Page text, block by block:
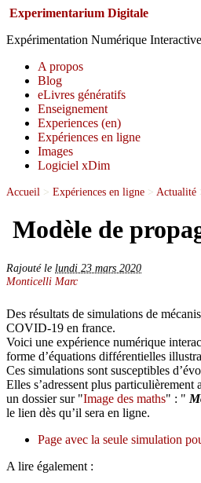
Experimentarium Digitale
Expérimentation Numérique Interactive
A propos
Blog
eLivres génératifs
Enseignement
Experiences (en)
Expériences en ligne
Images
Logiciel xDim
Accueil > Expériences en ligne > Actualité
Modèle de
Rajouté le lundi 23 mars 2020
Monticelli Marc
Des résultats de simulations de
COVID-19 en france.
Voici une expérience numérique
forme d’équations différentielles
Ces simulations sont susceptibles
Elles s’adressent plus
un dossier sur "Image des maths" : "
le lien dès qu’il sera en ligne.
Page avec la seule simulation
A lire également :